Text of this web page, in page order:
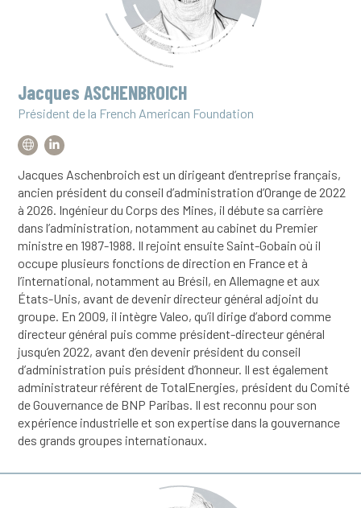
Jacques ASCHENBROICH
Président de la French American Foundation
Jacques Aschenbroich est un dirigeant d’entreprise français,
ancien président du conseil d’administration d’Orange de 2022
à 2026. Ingénieur du Corps des Mines, il débute sa carrière
dans l’administration, notamment au cabinet du Premier
ministre en 1987-1988. Il rejoint ensuite Saint-Gobain où il
occupe plusieurs fonctions de direction en France et à
l’international, notamment au Brésil, en Allemagne et aux
États-Unis, avant de devenir directeur général adjoint du
groupe. En 2009, il intègre Valeo, qu’il dirige d’abord comme
directeur général puis comme président-directeur général
jusqu’en 2022, avant d’en devenir président du conseil
d’administration puis président d’honneur. Il est également
administrateur référent de TotalEnergies, président du Comité
de Gouvernance de BNP Paribas. Il est reconnu pour son
expérience industrielle et son expertise dans la gouvernance
des grands groupes internationaux.